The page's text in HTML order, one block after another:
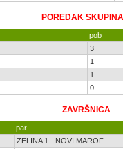
POREDAK
pob
3
1
1
0
ZAVRŠNICA
par
ZELINA 1 - NOVI MAROF